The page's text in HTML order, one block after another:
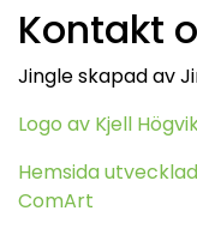
Kontakt
Jingle skapad av
Logo av Kjell
Hemsida
ComArt